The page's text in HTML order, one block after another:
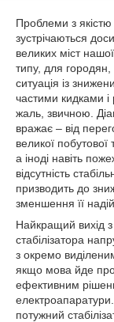
Проблеми з
зустрічаються
великих міст
типу, для городян,
ситуація із
частими кидками
жаль, звичною.
вражає – від
великої
а іноді навіть
відсутність
призводить до
зменшення її
Найкращий вихід з
стабілізатора
з окремо
якщо мова йде про
ефективним
потужний